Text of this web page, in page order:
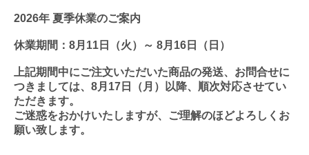
2026年 夏季休業のご案内
休業期間：8月11日（火）～ 8月16日（日）
上記期間中にご注文いただいた商品の発送、お問合せに
つきましては、8月17日（月）以降、順次対応させてい
ただきます。
ご迷惑をおかけいたしますが、ご理解のほどよろしくお
願い致します。